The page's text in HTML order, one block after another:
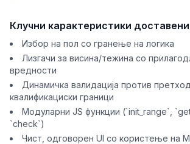
Клучни карактеристики доставени
Избор на пол со гранење на логика
Лизгачи за висина/тежина со
вредности
Динамичка валидација против
квалификациски граници
Модуларни JS функции (`init_range`,
`check`)
Чист, одговорен UI со користење на